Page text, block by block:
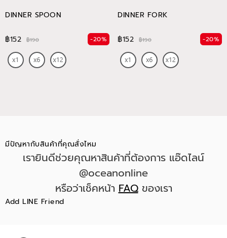
DINNER SPOON
฿152 ฿190 -20%
DINNER FORK
฿152 ฿190 -20%
มีปัญหากับสินค้าที่คุณสั่งไหม
เรายินดีช่วยคุณหาสินค้าที่ต้องการ แอ๊ดไลน์
@oceanonline
หรือว่าเช็คหน้าFAQของเรา
Add LINE Friend